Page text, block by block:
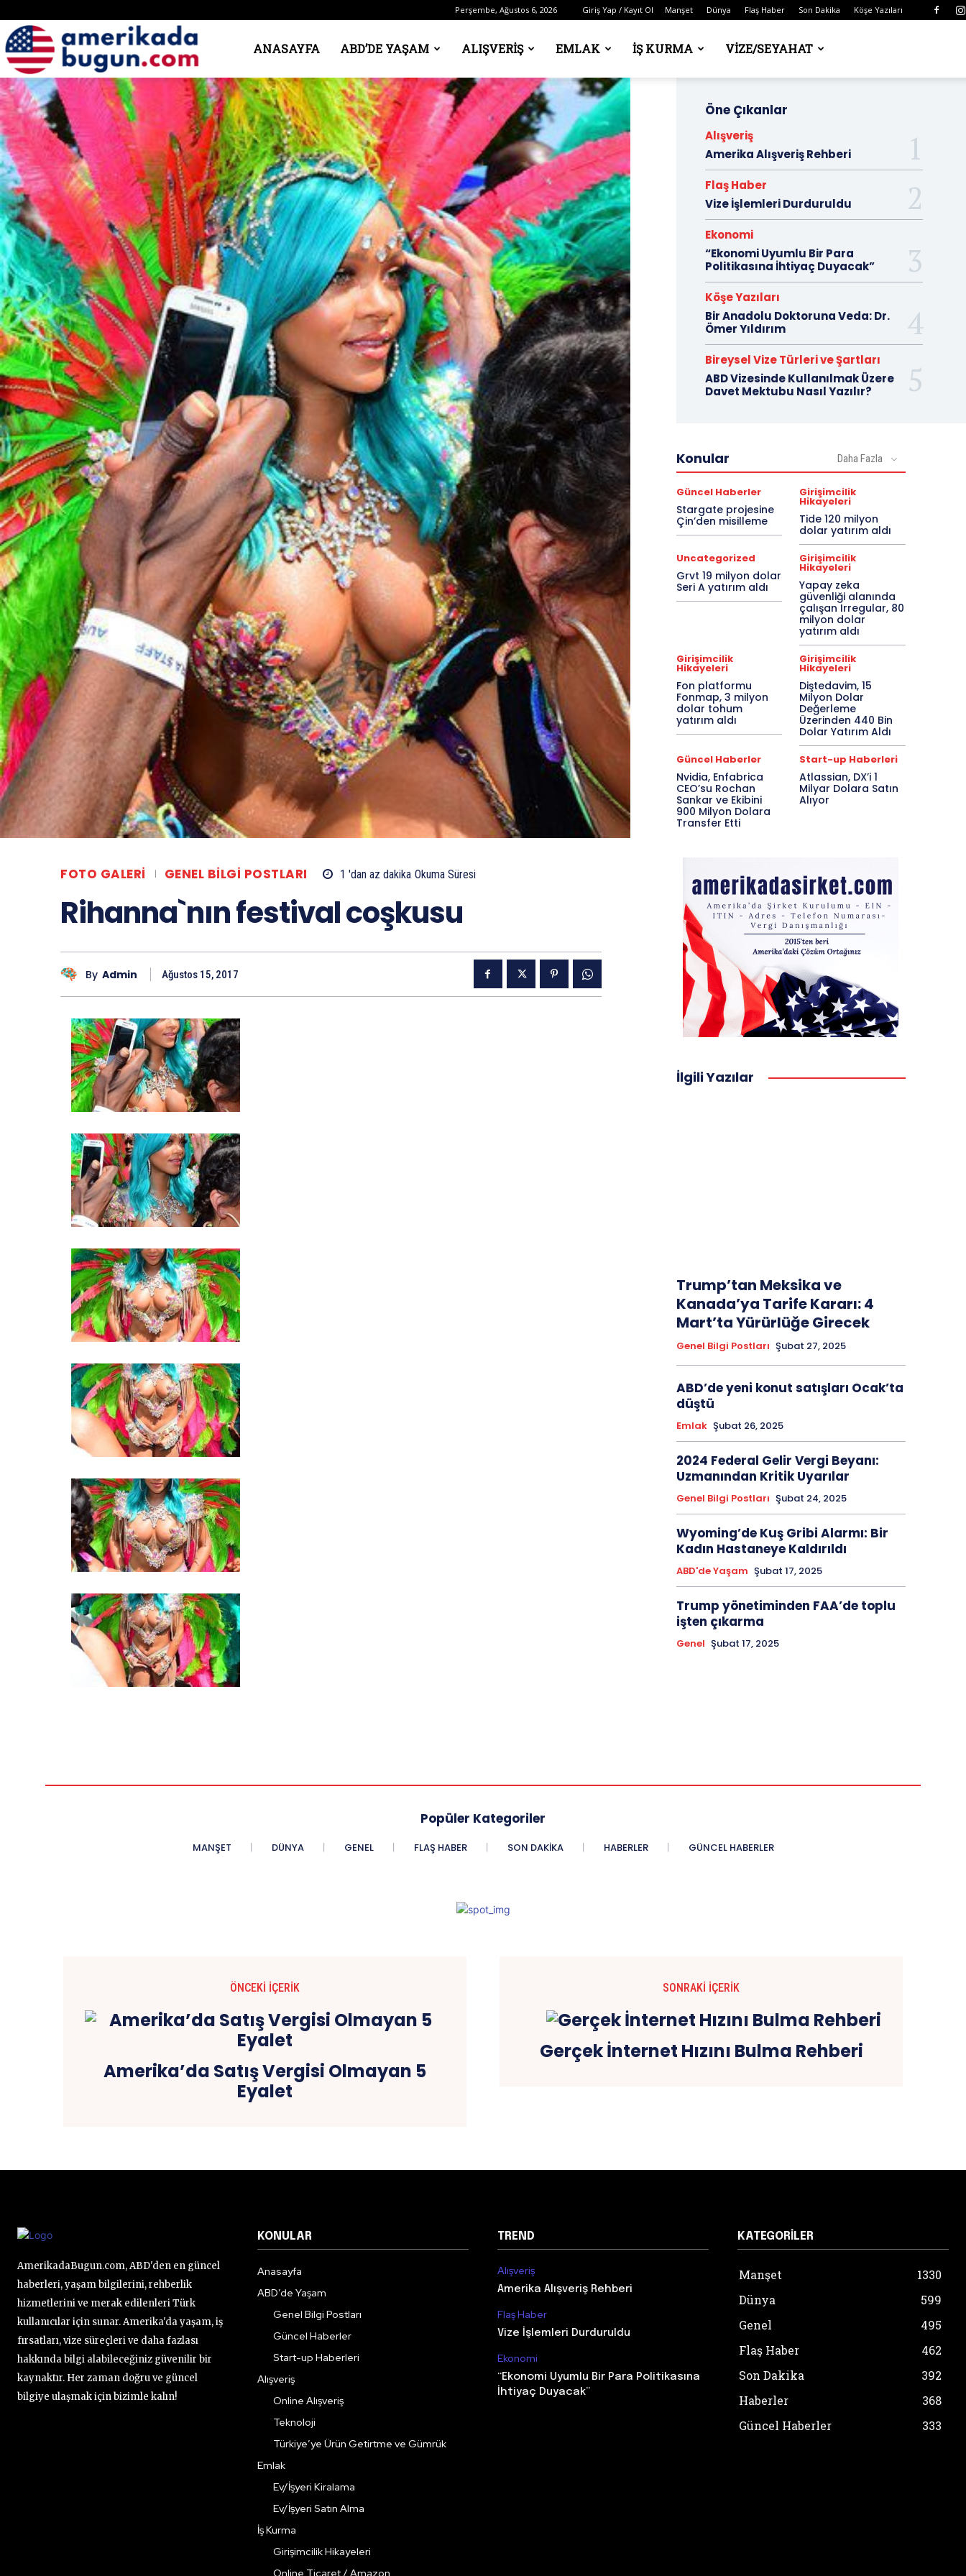
Perşembe, Ağustos 6, 2026 Giriş Yap / Kayıt Ol Manşet Dünya Flaş Haber Son Dakika Köşe Yazıları
Amerika’da
Bugün
ANASAYFA ABD’DE YAŞAM ALIŞVERIŞ EMLAK İŞ KURMA VIZE/SEYAHAT
FOTO GALERI GENEL BILGI POSTLARI 1 'dan az dakika Okuma Süresi
Rihanna`nın festival coşkusu
By Admin Ağustos 15, 2017
Öne Çıkanlar
Alışveriş
Amerika Alışveriş Rehberi
Flaş Haber
Vize İşlemleri Durduruldu
Ekonomi
“Ekonomi Uyumlu Bir Para
Politikasına İhtiyaç Duyacak”
Köşe Yazıları
Bir Anadolu Doktoruna Veda: Dr.
Ömer Yıldırım
Bireysel Vize Türleri ve Şartları
ABD Vizesinde Kullanılmak Üzere
Davet Mektubu Nasıl Yazılır?
Konular Daha Fazla
Güncel Haberler
Stargate projesine
Çin’den misilleme
Girişimcilik
Hikayeleri
Tide 120 milyon
dolar yatırım aldı
Uncategorized
Grvt 19 milyon dolar
Seri A yatırım aldı
Girişimcilik
Hikayeleri
Yapay zeka
güvenliği alanında
çalışan Irregular, 80
milyon dolar
yatırım aldı
Girişimcilik
Hikayeleri
Fon platformu
Fonmap, 3 milyon
dolar tohum
yatırım aldı
Girişimcilik
Hikayeleri
Diştedavim, 15
Milyon Dolar
Değerleme
Üzerinden 440 Bin
Dolar Yatırım Aldı
Güncel Haberler
Nvidia, Enfabrica
CEO’su Rochan
Sankar ve Ekibini
900 Milyon Dolara
Transfer Etti
Start-up Haberleri
Atlassian, DX’i 1
Milyar Dolara Satın
Alıyor
İlgili Yazılar
Trump’tan Meksika ve
Kanada’ya Tarife Kararı: 4
Mart’ta Yürürlüğe Girecek
Genel Bilgi Postları Şubat 27, 2025
ABD’de yeni konut satışları Ocak’ta
düştü
Emlak Şubat 26, 2025
2024 Federal Gelir Vergi Beyanı:
Uzmanından Kritik Uyarılar
Genel Bilgi Postları Şubat 24, 2025
Wyoming’de Kuş Gribi Alarmı: Bir
Kadın Hastaneye Kaldırıldı
ABD'de Yaşam Şubat 17, 2025
Trump yönetiminden FAA’de toplu
işten çıkarma
Genel Şubat 17, 2025
Popüler Kategoriler
MANŞET DÜNYA GENEL FLAŞ HABER SON DAKIKA HABERLER GÜNCEL HABERLER
ÖNCEKI İÇERIK
Amerika’da Satış Vergisi Olmayan 5
Eyalet
SONRAKI İÇERIK
Gerçek İnternet Hızını Bulma Rehberi
AmerikadaBugun.com, ABD'den en güncel
haberleri, yaşam bilgilerini, rehberlik
hizmetlerini ve merak edilenleri Türk
kullanıcılar için sunar. Amerika'da yaşam, iş
fırsatları, vize süreçleri ve daha fazlası
hakkında bilgi alabileceğiniz güvenilir bir
kaynaktır. Her zaman doğru ve güncel
bilgiye ulaşmak için bizimle kalın!
KONULAR
Anasayfa
ABD’de Yaşam
Genel Bilgi Postları
Güncel Haberler
Start-up Haberleri
Alışveriş
Online Alışveriş
Teknoloji
Türkiye’ye Ürün Getirtme ve Gümrük
Emlak
Ev/İşyeri Kiralama
Ev/İşyeri Satın Alma
İş Kurma
Girişimcilik Hikayeleri
Online Ticaret / Amazon
TREND
Alışveriş
Amerika Alışveriş Rehberi
Flaş Haber
Vize İşlemleri Durduruldu
Ekonomi
“Ekonomi Uyumlu Bir Para Politikasına
İhtiyaç Duyacak”
KATEGORILER
Manşet
1330
Dünya
599
Genel
495
Flaş Haber
462
Son Dakika
392
Haberler
368
Güncel Haberler
333